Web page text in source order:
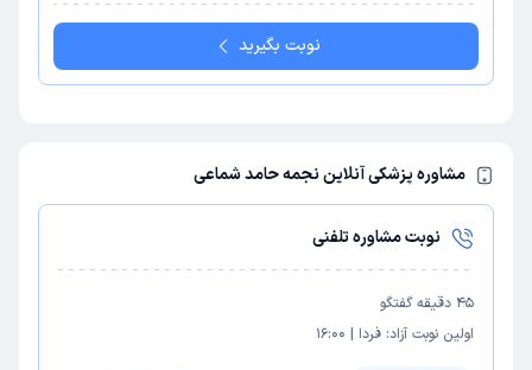
نوبت بگیرید
مشاوره پزشکی آنلاین نجمه حامد شماعی
نوبت مشاوره تلفنی
45 دقیقه گفتگو
اولین نوبت آزاد: فردا |
16:00